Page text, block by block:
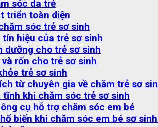
sóc da trẻ
triển toàn diện
sóc trẻ sơ sinh
hiệu của trẻ sơ sinh
dưỡng cho trẻ sơ sinh
rốn cho trẻ sơ sinh
trẻ sơ sinh
từ chuyên gia về chăm trẻ sơ
tĩnh khi chăm sóc trẻ sơ sinh
cụ hỗ trợ chăm sóc em bé
biến khi chăm sóc em bé sơ